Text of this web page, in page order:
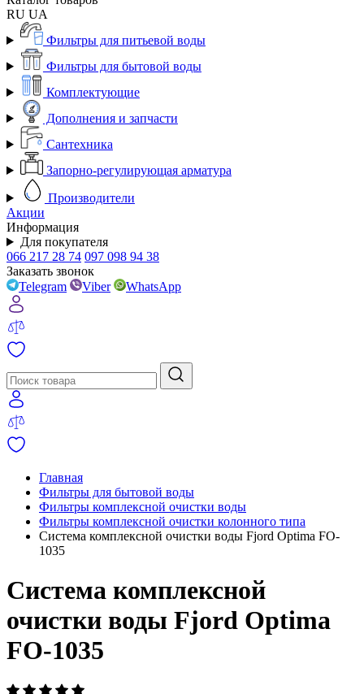
RU UA
Фильтры для питьевой воды
Фильтры для бытовой воды
Комплектующие
Дополнения и запчасти
Сантехника
Запорно-регулирующая арматура
Производители
Акции
Информация
Для покупателя
066 217 28 74 097 098 94 38
Заказать звонок
Telegram
Viber WhatsApp
Главная
Фильтры для бытовой воды
Фильтры комплексной очистки воды
Фильтры комплексной очистки колонного типа
Система комплексной очистки воды Fjord Optima FO-
1035
Система комплексной
очистки воды Fjord Optima
FO-1035